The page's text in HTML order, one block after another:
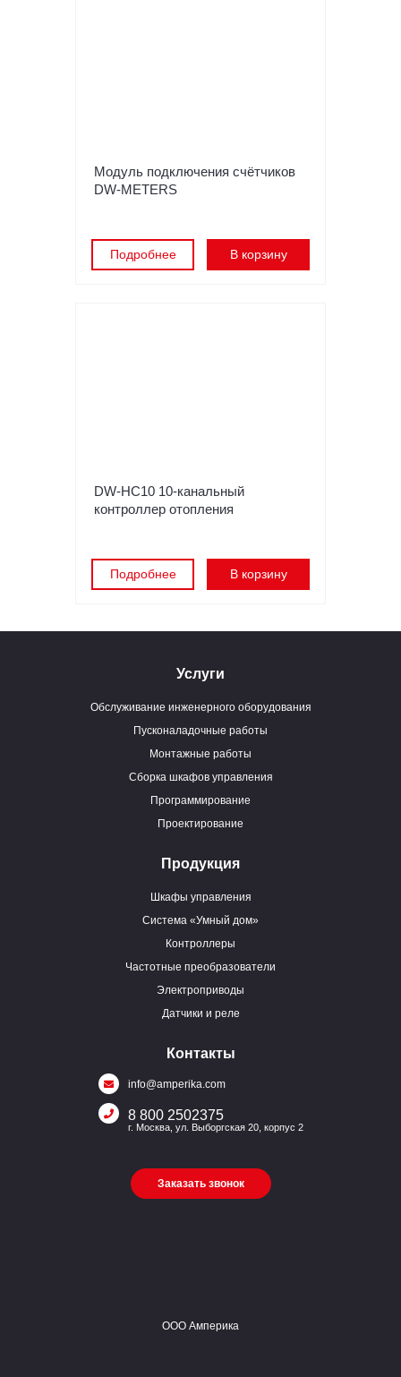
Модуль подключения счётчиков
DW-METERS
Подробнее В корзину
DW-HC10 10-канальный
контроллер отопления
Подробнее В корзину
ООО Амперика
Услуги
Обслуживание инженерного оборудования
Пусконаладочные работы
Монтажные работы
Сборка шкафов управления
Программирование
Проектирование
Продукция
Шкафы управления
Система «Умный дом»
Контроллеры
Частотные преобразователи
Электроприводы
Датчики и реле
Контакты
info@amperika.com
8 800 2502375
г. Москва, ул. Выборгская 20, корпус 2
Заказать звонок